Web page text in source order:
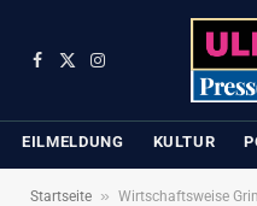
Facebook
X
Instagram
EILMELDUNG KULTUR
Startseite » Wirtschaftsweise